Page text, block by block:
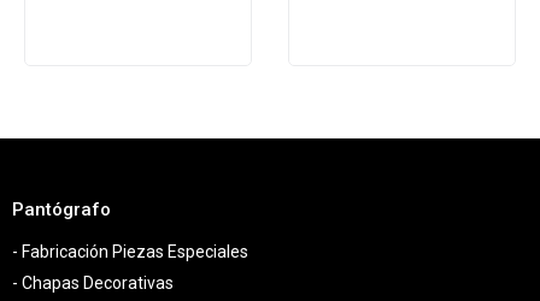
Pantógrafo
- Fabricación Piezas Especiales
- Chapas Decorativas